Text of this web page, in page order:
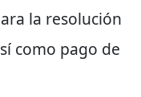
la resolución
como pago de